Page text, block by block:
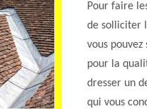
Pour faire
de solliciter
vous
pour la
dresser un
qui vous